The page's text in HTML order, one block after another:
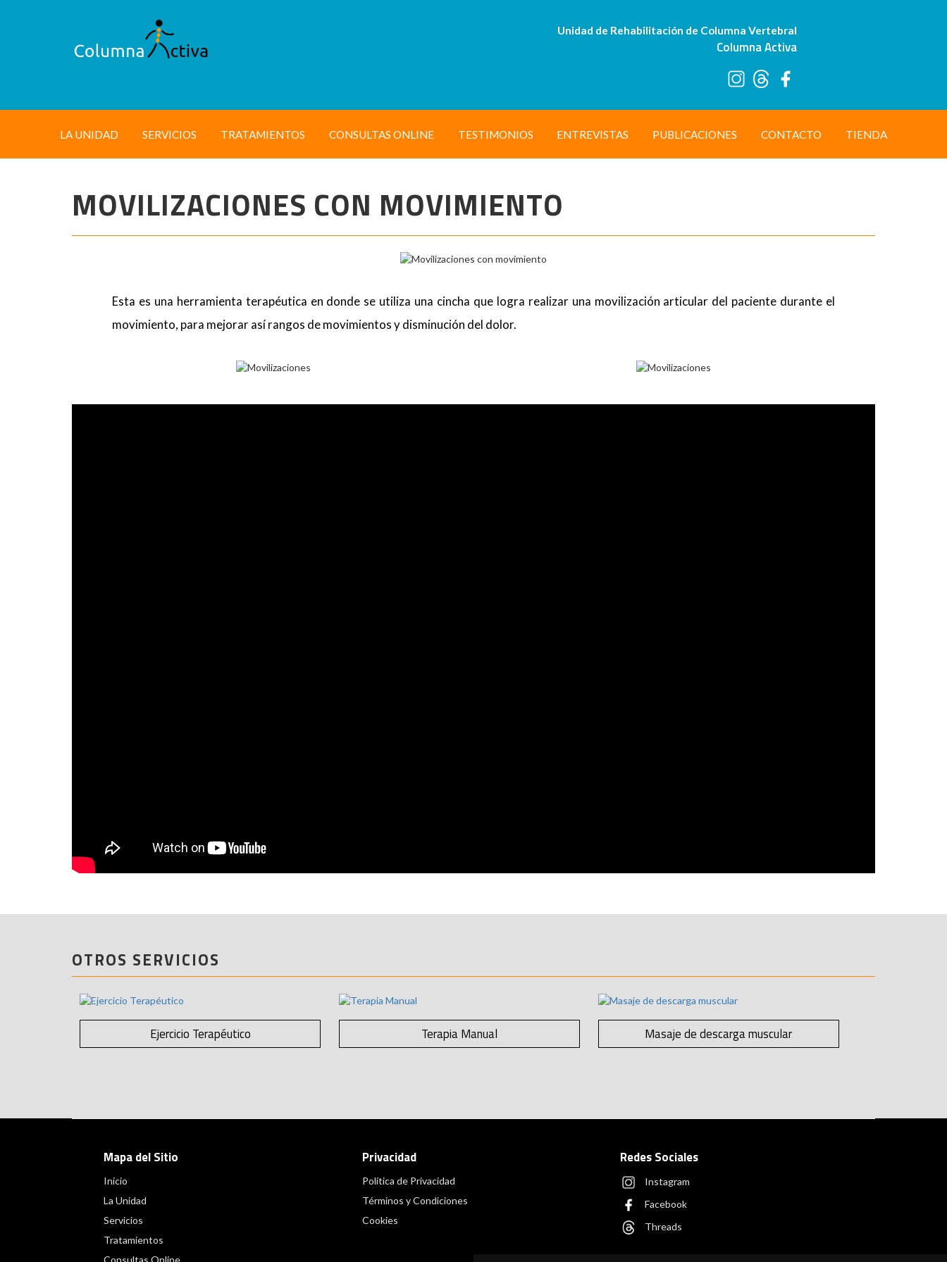
Unidad de Rehabilitación de Columna Vertebral
Columna Activa
LA UNIDAD SERVICIOS TRATAMIENTOS CONSULTAS ONLINE TESTIMONIOS ENTREVISTAS PUBLICACIONES CONTACTO TIENDA
MOVILIZACIONES CON MOVIMIENTO
Esta es una herramienta terapéutica en donde se utiliza una cincha que logra realizar una movilización articular del paciente durante el
movimiento, para mejorar así rangos de movimientos y disminución del dolor.
OTROS SERVICIOS
Ejercicio Terapéutico Terapia Manual Masaje de descarga muscular
Mapa del Sitio
Inicio
La Unidad
Servicios
Tratamientos
Privacidad
Política de Privacidad
Términos y Condiciones
Cookies
Redes Sociales
Instagram
Facebook
Threads